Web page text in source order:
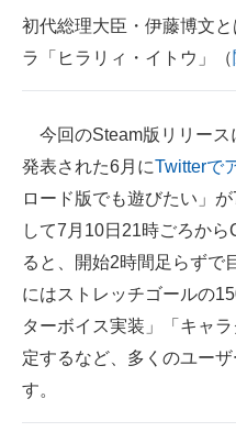
初代総理大臣・伊藤博文
ラ「ヒラリィ・イトウ」（
今回のSteam版リリース
発表された6月にTwitterで
ロード版でも遊びたい」
して7月10日21時ごろか
ると、開始2時間足らずで
にはストレッチゴールの
ターボイス実装」「キャ
定するなど、多くのユー
す。